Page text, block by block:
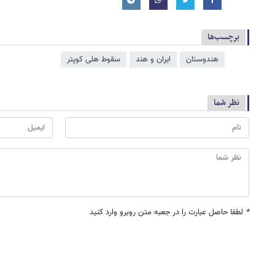
برچسب‌ها
هندوستان ایران و هند سقوط هلی کوپتر
نظر شما
* لطفا حاصل عبارت را در جعبه متن روبرو وارد کنید